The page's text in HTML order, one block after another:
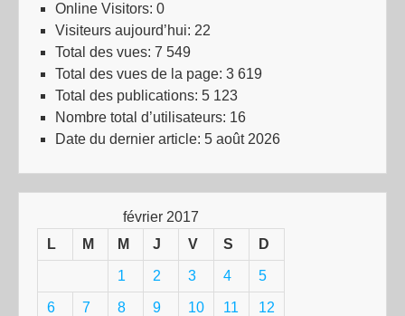
Online Visitors: 0
Visiteurs aujourd’hui: 22
Total des vues: 7 549
Total des vues de la page: 3 619
Total des publications: 5 123
Nombre total d’utilisateurs: 16
Date du dernier article: 5 août 2026
février 2017
L
M M J V S D
1 2 3 4 5
6 7 8 9 10 11 12